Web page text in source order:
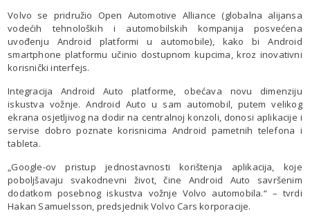
Volvo se pridružio Open Automotive Alliance (globalna alijansa
vodećih tehnoloških i automobilskih kompanija posvećena
uvođenju Android platformi u automobile), kako bi Android
smartphone platformu učinio dostupnom kupcima, kroz inovativni
korisnički interfejs.
Integracija Android Auto platforme, obećava novu dimenziju
iskustva vožnje. Android Auto u sam automobil, putem velikog
ekrana osjetljivog na dodir na centralnoj konzoli, donosi aplikacije i
servise dobro poznate korisnicima Android pametnih telefona i
tableta.
„Google-ov pristup jednostavnosti korištenja aplikacija, koje
poboljšavaju svakodnevni život, čine Android Auto savršenim
dodatkom posebnog iskustva vožnje Volvo automobila.“ – tvrdi
Hakan Samuelsson, predsjednik Volvo Cars korporacije.